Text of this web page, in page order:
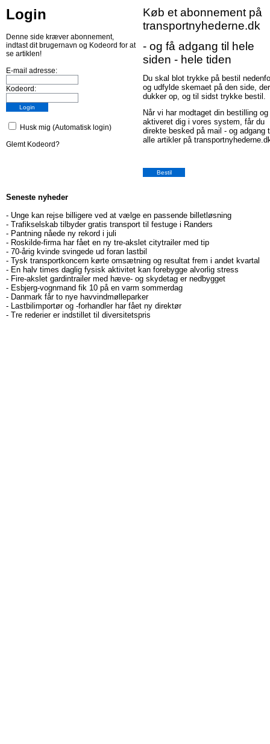
Login
Denne side kræver abonnement,
indtast dit brugernavn og Kodeord for at
se artiklen!
E-mail adresse:
Kodeord:
Husk mig (Automatisk login)
Glemt Kodeord?
Køb et abonnement på
transportnyhederne.dk
- og få adgang til hele
siden - hele tiden
Du skal blot trykke på bestil
og udfylde skemaet på den side, der
dukker op, og til sidst trykke bestil.
Når vi har modtaget din bestilling og
aktiveret dig i vores system, får du
direkte besked på mail - og adgang
alle artikler på
Seneste nyheder
- Unge kan rejse billigere ved at vælge en passende billetløsning
- Trafikselskab tilbyder gratis transport til festuge i Randers
- Pantning nåede ny rekord i juli
- Roskilde-firma har fået en ny tre-akslet citytrailer med tip
- 70-årig kvinde svingede ud foran lastbil
- Tysk transportkoncern kørte omsætning og resultat frem i andet kvartal
- En halv times daglig fysisk aktivitet kan forebygge alvorlig stress
- Fire-akslet gardintrailer med hæve- og skydetag er nedbygget
- Esbjerg-vognmand fik 10 på en varm sommerdag
- Danmark får to nye havvindmølleparker
- Lastbilimportør og -forhandler har fået ny direktør
- Tre rederier er indstillet til diversitetspris